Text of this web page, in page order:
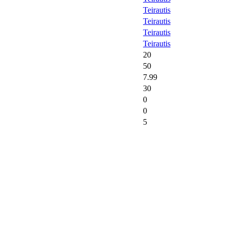
Teirautis
Teirautis
Teirautis
Teirautis
20
50
7.99
30
0
0
5